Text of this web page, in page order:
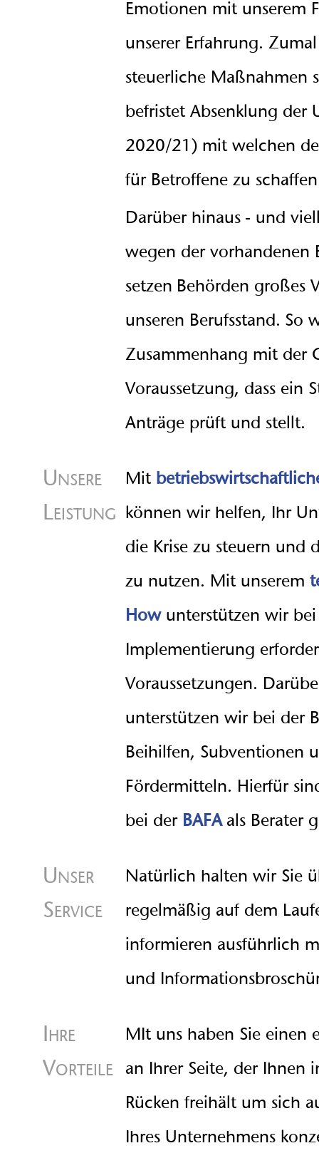
Emotionen mit unserem
unserer Erfahrung.
steuerliche Maßnahmen
befristet Absenklung der
2020/21) mit welchen
für Betroffene zu
Darüber hinaus - und
wegen der vorhandenen
setzen Behörden großes
unseren Berufsstand. So
Zusammenhang mit der
Voraussetzung, dass ein
Anträge prüft und stellt.
Unsere
Leistung
Mit
können wir helfen, Ihr
die Krise zu steuern und
zu nutzen. Mit unserem
Howunterstützen wir bei
Implementierung
Voraussetzungen.
unterstützen wir bei der
Beihilfen, Subventionen
Fördermitteln. Hierfür
bei der BAFAals Berater
Unser
Service
Natürlich halten wir Sie
regelmäßig auf dem
informieren ausführlich
und
Ihre
Vorteile
MIt uns haben Sie einen
an Ihrer Seite, der Ihnen
Rücken freihält um sich
Ihres Unternehmens